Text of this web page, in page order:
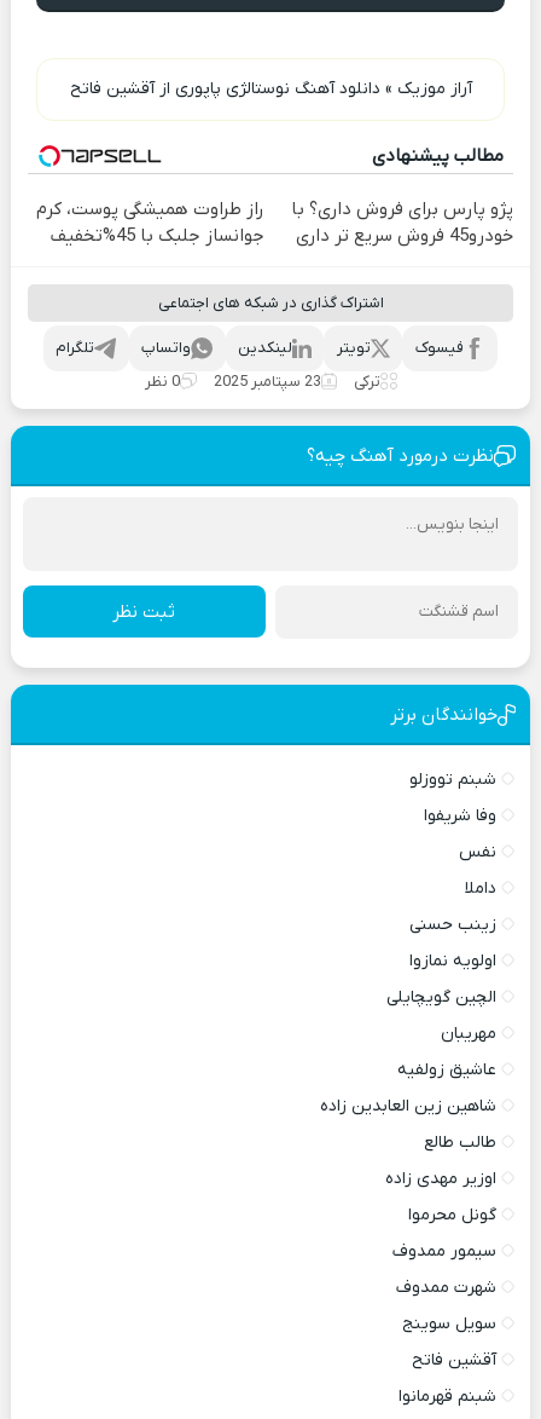
آراز موزیک » دانلود آهنگ نوستالژی پاپوری از آقشین فاتح
مطالب پیشنهادی
پژو پارس برای فروش داری؟ با
خودرو45 فروش سریع تر داری
راز طراوت همیشگی پوست، کرم
جوانساز جلبک با 45%تخفیف
اشتراک گذاری در شبکه های اجتماعی
تلگرام واتساپ لینکدین تویتر
فیسوک
ترکی
23 سپتامبر 2025 0 نظر
نظرت درمورد آهنگ چیه؟
ثبت نظر
خوانندگان برتر
شبنم تووزلو
وفا شریفوا
نفس
داملا
زینب حسنی
اولویه نمازوا
الچین گویچایلی
مهریبان
عاشیق زولفیه
شاهین زین العابدین زاده
طالب طالع
اوزیر مهدی زاده
گونل محرموا
سیمور ممدوف
شهرت ممدوف
سویل سوینج
آقشین فاتح
شبنم قهرمانوا